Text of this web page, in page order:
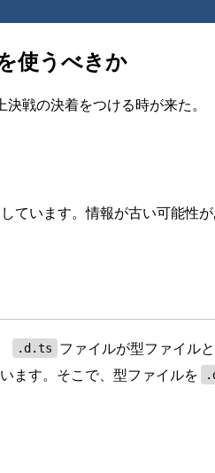
使うべきか
戦の決着をつける時が来た。
ています。情報が古い可能性
.d.ts ファイルが型ファイル
ます。そこで、型ファイルを